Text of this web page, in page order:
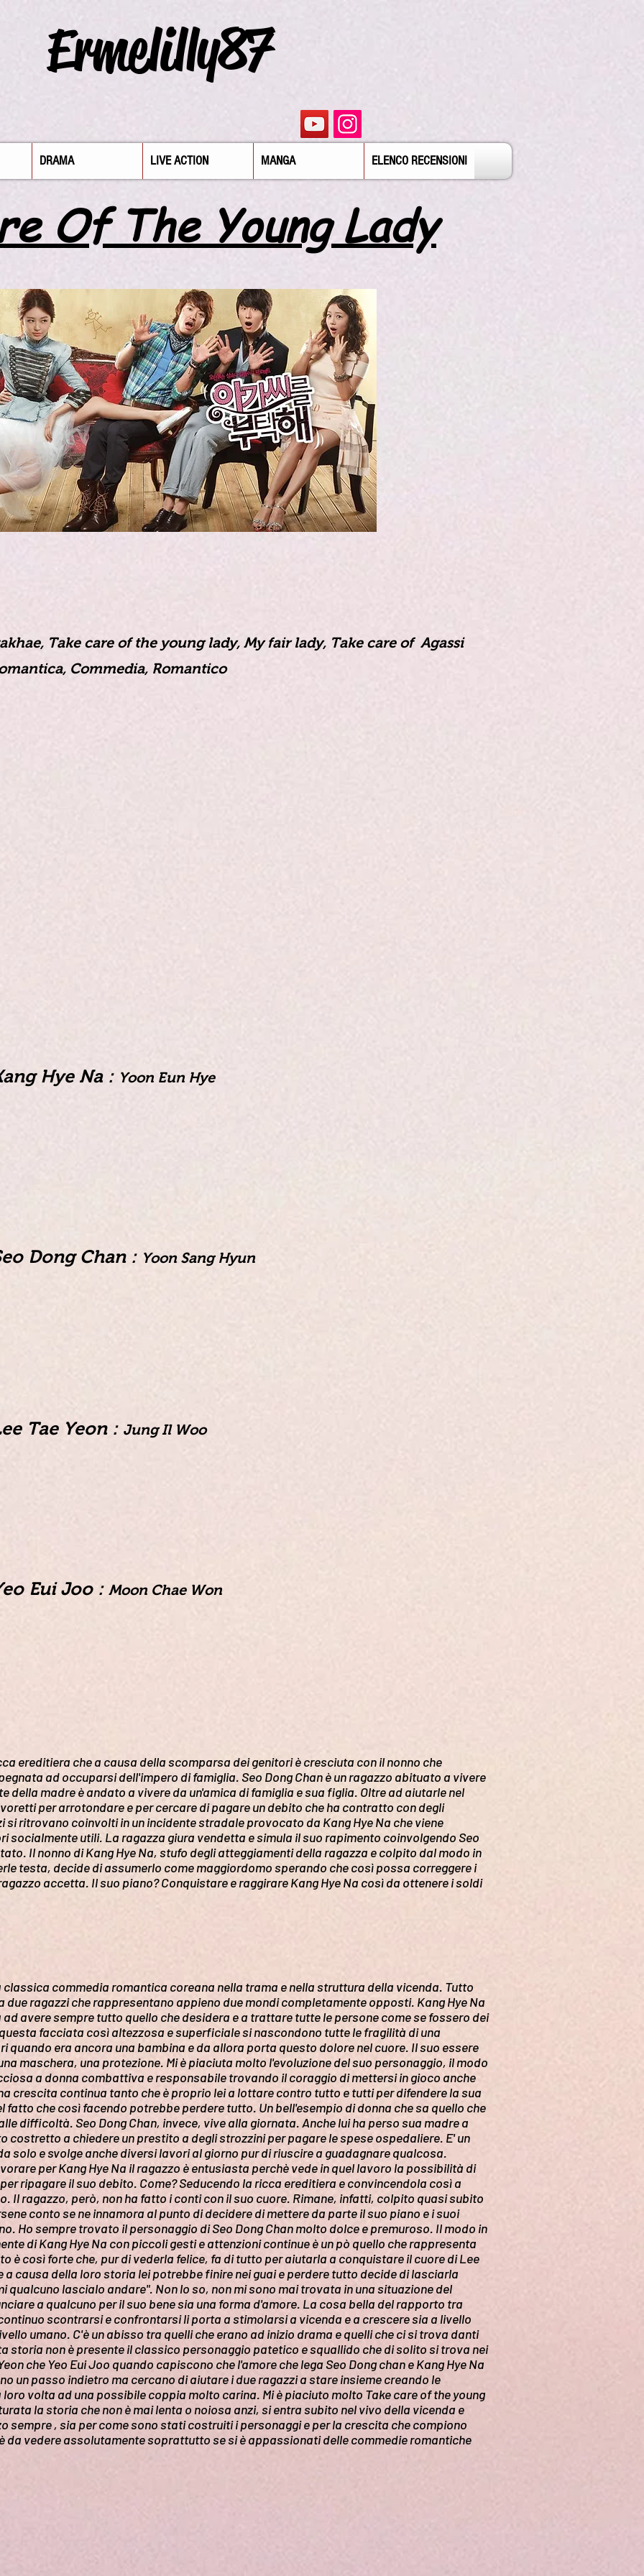
Ermelilly87
DRAMA LIVE ACTION MANGA ELENCO RECENSIONI
Of The Young Lady
Take care of the young lady, My fair lady, Take care of Agassi
Commedia, Romantico
Hye Na : Yoon Eun Hye
Dong Chan : Yoon Sang Hyun
Tae Yeon : Jung Il Woo
Eui Joo : Moon Chae Won
ereditiera che a causa della scomparsa dei genitori è cresciuta con il nonno che
ad occuparsi dell'impero di famiglia. Seo Dong Chan è un ragazzo abituato a vivere
della madre è andato a vivere da un'amica di famiglia e sua figlia. Oltre ad aiutarle nel
per arrotondare e per cercare di pagare un debito che ha contratto con degli
si ritrovano coinvolti in un incidente stradale provocato da Kang Hye Na che viene
socialmente utili. La ragazza giura vendetta e simula il suo rapimento coinvolgendo Seo
Il nonno di Kang Hye Na, stufo degli atteggiamenti della ragazza e colpito dal modo in
testa, decide di assumerlo come maggiordomo sperando che così possa correggere i
accetta. Il suo piano? Conquistare e raggirare Kang Hye Na così da ottenere i soldi
classica commedia romantica coreana nella trama e nella struttura della vicenda. Tutto
ragazzi che rappresentano appieno due mondi completamente opposti. Kang Hye Na
avere sempre tutto quello che desidera e a trattare tutte le persone come se fossero dei
facciata così altezzosa e superficiale si nascondono tutte le fragilità di una
quando era ancora una bambina e da allora porta questo dolore nel cuore. Il suo essere
maschera, una protezione. Mi è piaciuta molto l'evoluzione del suo personaggio, il modo
a donna combattiva e responsabile trovando il coraggio di mettersi in gioco anche
crescita continua tanto che è proprio lei a lottare contro tutto e tutti per difendere la sua
che così facendo potrebbe perdere tutto. Un bell'esempio di donna che sa quello che
difficoltà. Seo Dong Chan, invece, vive alla giornata. Anche lui ha perso sua madre a
costretto a chiedere un prestito a degli strozzini per pagare le spese ospedaliere. E' un
solo e svolge anche diversi lavori al giorno pur di riuscire a guadagnare qualcosa.
per Kang Hye Na il ragazzo è entusiasta perchè vede in quel lavoro la possibilità di
ripagare il suo debito. Come? Seducendo la ricca ereditiera e convincendola così a
Il ragazzo, però, non ha fatto i conti con il suo cuore. Rimane, infatti, colpito quasi subito
conto se ne innamora al punto di decidere di mettere da parte il suo piano e i suoi
Ho sempre trovato il personaggio di Seo Dong Chan molto dolce e premuroso. Il modo in
di Kang Hye Na con piccoli gesti e attenzioni continue è un pò quello che rappresenta
è così forte che, pur di vederla felice, fa di tutto per aiutarla a conquistare il cuore di Lee
a causa della loro storia lei potrebbe finire nei guai e perdere tutto decide di lasciarla
qualcuno lascialo andare". Non lo so, non mi sono mai trovata in una situazione del
a qualcuno per il suo bene sia una forma d'amore. La cosa bella del rapporto tra
scontrarsi e confrontarsi li porta a stimolarsi a vicenda e a crescere sia a livello
umano. C'è un abisso tra quelli che erano ad inizio drama e quelli che ci si trova danti
storia non è presente il classico personaggio patetico e squallido che di solito si trova nei
che Yeo Eui Joo quando capiscono che l'amore che lega Seo Dong chan e Kang Hye Na
un passo indietro ma cercano di aiutare i due ragazzi a stare insieme creando le
volta ad una possibile coppia molto carina. Mi è piaciuto molto Take care of the young
la storia che non è mai lenta o noiosa anzi, si entra subito nel vivo della vicenda e
sempre , sia per come sono stati costruiti i personaggi e per la crescita che compiono
da vedere assolutamente soprattutto se si è appassionati delle commedie romantiche